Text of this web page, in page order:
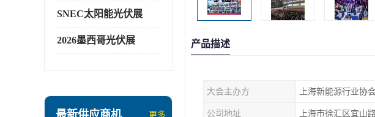
SNEC太阳能光伏展
2026墨西哥光伏展
最新供应商机 更多
产品描述
大会主办方 上海新能源行业协
公司地址 上海市徐汇区宜山